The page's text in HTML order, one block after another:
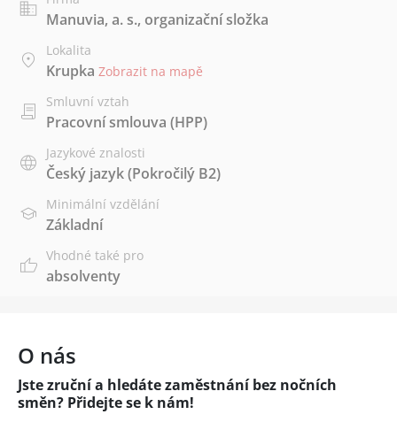
Manuvia, a. s., organizační složka
Lokalita
Krupka Zobrazit na mapě
Smluvní vztah
Pracovní smlouva (HPP)
Jazykové znalosti
Český jazyk(Pokročilý B2)
Minimální vzdělání
Základní
Vhodné také pro
absolventy
O nás
Jste zruční a hledáte zaměstnání bez nočních
směn? Přidejte se k nám!